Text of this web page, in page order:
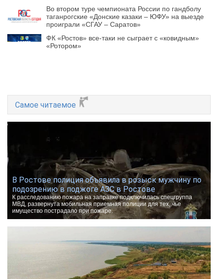
Во втором туре чемпионата России по гандболу
таганрогские «Донские казаки – ЮФУ» на выезде
проиграли «СГАУ – Саратов»
ФК «Ростов» все-таки не сыграет с «ковидным»
«Ротором»
Самое читаемое
В Ростове полиция объявила в розыск мужчину по
подозрению в поджоге АЗС в Ростове
К расследованию пожара на заправке подключилась спецгруппа
МВД, развернута мобильная приемная полиции для тех, чье
имущество пострадало при пожаре.